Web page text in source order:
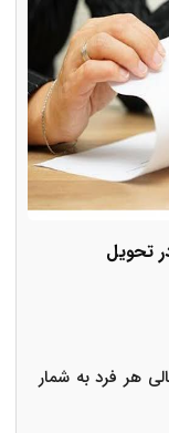
تحویل
هر فرد به شمار